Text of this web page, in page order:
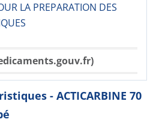
LA PREPARATION DES
- ACTICARBINE 70